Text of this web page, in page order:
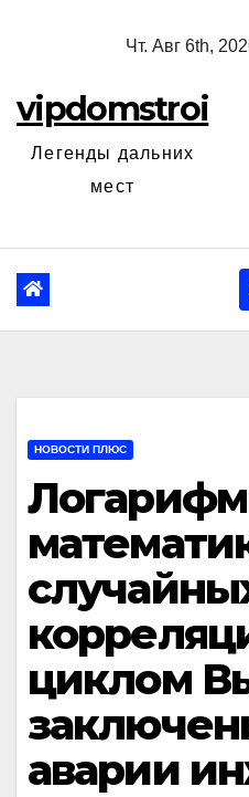
Чт. Авг 6th,
vipdomstroi
Легенды дальних
мест
НОВОСТИ ПЛЮС
циклом
аварии